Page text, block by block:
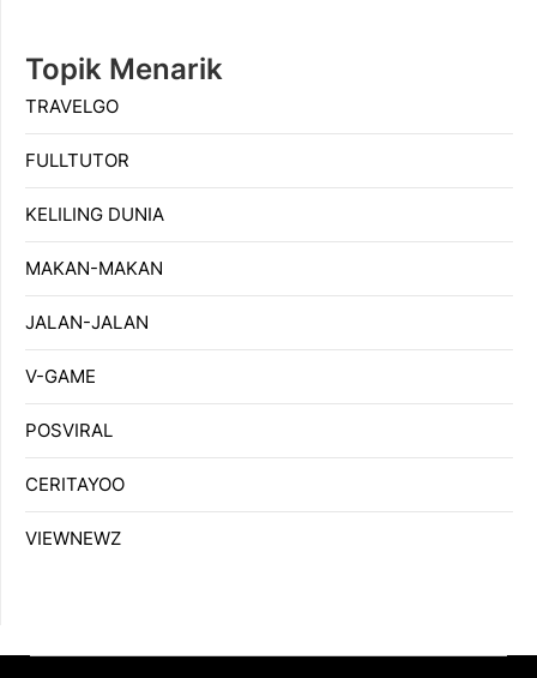
Topik Menarik
TRAVELGO
FULLTUTOR
KELILING DUNIA
MAKAN-MAKAN
JALAN-JALAN
V-GAME
POSVIRAL
CERITAYOO
VIEWNEWZ